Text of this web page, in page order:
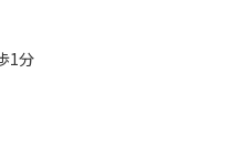
1分